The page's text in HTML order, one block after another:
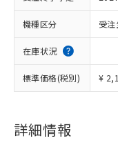
機種区分 受注
在庫状況
標準価格(税別) ¥
詳細情報